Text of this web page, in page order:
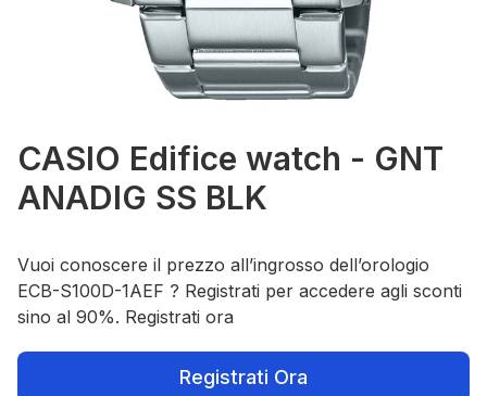
CASIO Edifice watch - GNT
ANADIG SS BLK
Vuoi conoscere il prezzo all’ingrosso dell’orologio
ECB-S100D-1AEF ? Registrati per accedere agli sconti
sino al 90%. Registrati ora
Registrati Ora